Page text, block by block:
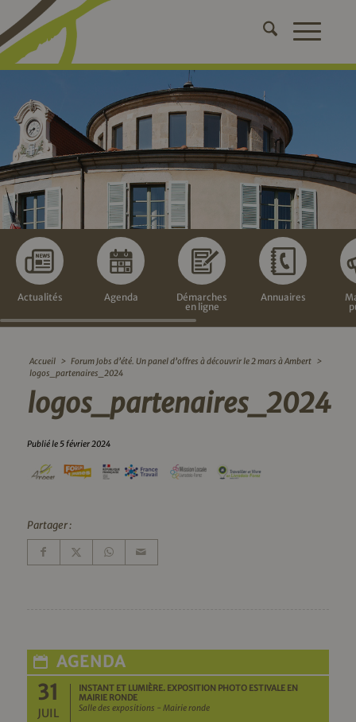
Actualités Agenda
Démarches
en ligne
Annuaires
Accueil > Forum Jobs d’été. Un panel d’offres à découvrir le 2 mars à Ambert >
logos_partenaires_2024
logos_partenaires_2024
Publié le 5 février 2024
Partager :
AGENDA
31
JUIL
INSTANT ET LUMIÈRE. EXPOSITION PHOTO ESTIVALE EN
MAIRIE RONDE
Salle des expositions - Mairie ronde